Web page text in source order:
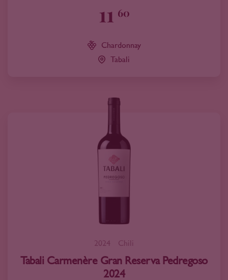
11 60
Chardonnay
Tabali
2024 Chili
Tabali Carmenère Gran Reserva Pedregoso
2024